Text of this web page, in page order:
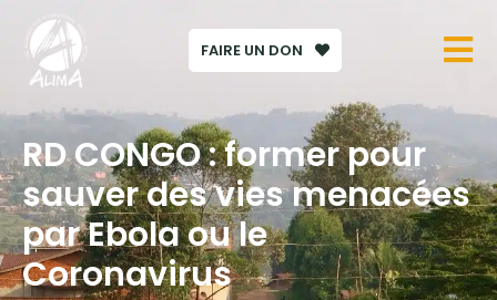
FAIRE UN DON
RD CONGO : former pour
sauver des vies menacées
par Ebola ou le
Coronavirus